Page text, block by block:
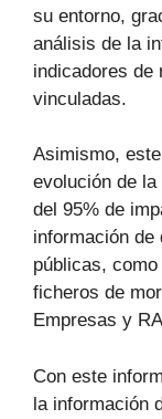
su entorno,
análisis de la
indicadores de
vinculadas.
Asimismo,
evolución de
del 95% de
información de
públicas,
ficheros de
Empresas y
Con este
la información